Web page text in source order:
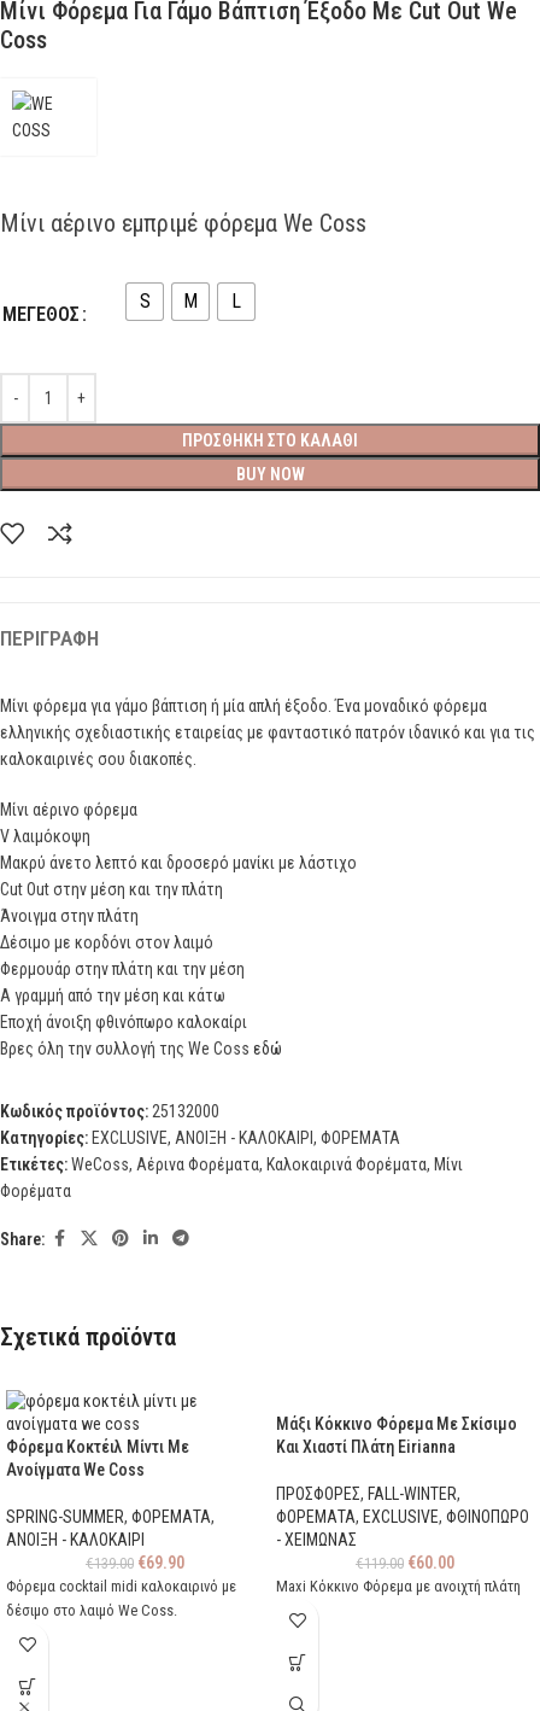
Μίνι Φόρεμα Για Γάμο Βάπτιση Έξοδο Με Cut Out We
Coss
Μίνι αέρινο εμπριμέ φόρεμα We Coss
ΜΕΓΕΘΟΣ
S M L
ΠΡΟΣΘΉΚΗ ΣΤΟ ΚΑΛΆΘΙ
BUY NOW
ΠΕΡΙΓΡΑΦΉ
Μίνι φόρεμα για γάμο βάπτιση ή μία απλή έξοδο. Ένα μοναδικό φόρεμα
ελληνικής σχεδιαστικής εταιρείας με φανταστικό πατρόν ιδανικό και για τις
καλοκαιρινές σου διακοπές.
Μίνι αέρινο φόρεμα
V λαιμόκοψη
Μακρύ άνετο λεπτό και δροσερό μανίκι με λάστιχο
Cut Out στην μέση και την πλάτη
Άνοιγμα στην πλάτη
Δέσιμο με κορδόνι στον λαιμό
Φερμουάρ στην πλάτη και την μέση
Α γραμμή από την μέση και κάτω
Εποχή άνοιξη φθινόπωρο καλοκαίρι
Βρες όλη την συλλογή της We Coss εδώ
Κωδικός προϊόντος:25132000
Κατηγορίες: EXCLUSIVE, ΑΝΟΙΞΗ - ΚΑΛΟΚΑΙΡΙ , ΦΟΡΕΜΑΤΑ
Ετικέτες:WeCoss, Αέρινα Φορέματα, Καλοκαιρινά Φορέματα, Μίνι
Φορέματα
Share:
Σχετικά προϊόντα
Φόρεμα Κοκτέιλ Μίντι Με
Ανοίγματα We Coss
SPRING-SUMMER, ΦΟΡΕΜΑΤΑ,
ΑΝΟΙΞΗ - ΚΑΛΟΚΑΙΡΙ
€139.00 €69.90
Φόρεμα cocktail midi καλοκαιρινό με
δέσιμο στο λαιμό We Coss.
Μάξι Κόκκινο Φόρεμα Με Σκίσιμο
Και Χιαστί Πλάτη Eirianna
ΠΡΟΣΦΟΡΕΣ, FALL-WINTER,
ΦΟΡΕΜΑΤΑ, EXCLUSIVE, ΦΘΙΝΟΠΩΡΟ
- ΧΕΙΜΩΝΑΣ
€119.00 €60.00
Maxi Κόκκινο Φόρεμα με ανοιχτή πλάτη